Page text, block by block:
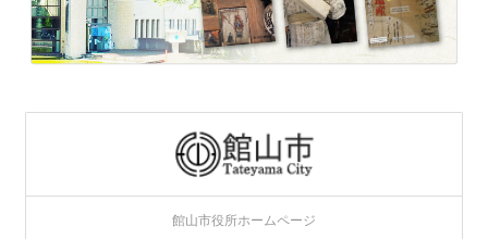
館山市役所ホームページ